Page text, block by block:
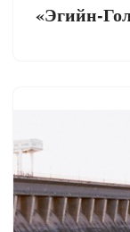
«Эгийн-